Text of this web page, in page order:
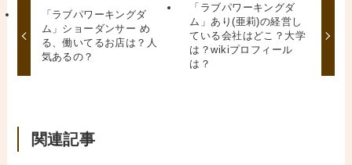
「ラブパワーキングダ
ム」ショーダンサー め
る、働いてるお店は？人
気あるの？
「ラブパワーキングダ
ム」あり(亜莉)の経営し
ている会社はどこ？大学
は？wikiプロフィール
は？
関連記事